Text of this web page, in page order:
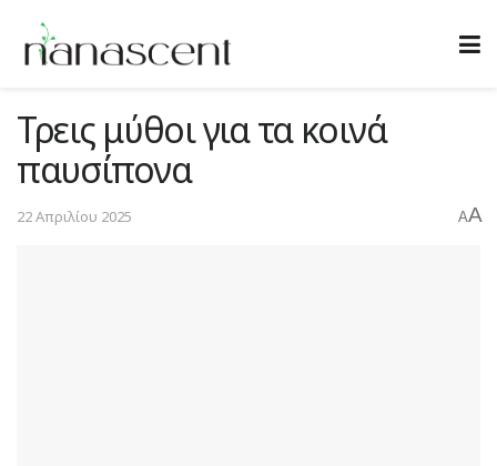
Τρεις μύθοι για τα κοινά
παυσίπονα
22 Απριλίου 2025 AA